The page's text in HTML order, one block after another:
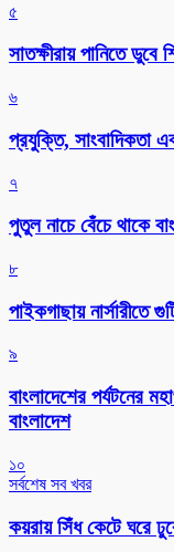
৫
সাতক্ষীরায় পানিতে
৬
প্রযুক্তি, সাংবাদিকতা
৭
পুতুল নাচে বেঁচে থাকে
৮
পাইকগাছায় নার্সারীতে
৯
বাংলাদেশের পর্যটনের
বাংলাদেশ
১০
সর্বশেষ সব খবর
কয়রায় সিঁধ কেটে ঘরে